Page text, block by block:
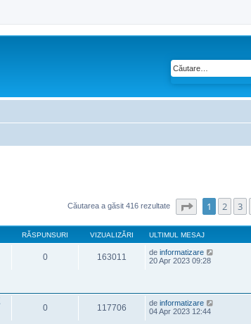
Căutarea a găsit 416 rezultate Pagina1 din
1 2 3
RĂSPUNSURI VIZUALIZĂRI ULTIMUL MESAJ
0 163011 de informatizare
20 Apr 2023 09:28
0 117706 de informatizare
04 Apr 2023 12:44